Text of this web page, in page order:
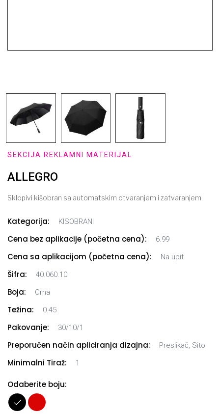
SEKCIJA REKLAMNI MATERIJAL
ALLEGRO
Sklopivi kišobran sa automatskim otvaranjem i zatvaranjem
Kategorija: KISOBRANI
Cena bez aplikacije (početna cena): 6.99
Cena sa aplikacijom (početna cena): Na upit
Šifra: 40.060.10
Boja: Crna
Težina: 0.45
Pakovanje: 30/10/1
Preporučen način apliciranja dizajna: Preslikač, Sito
Minimalni Tiraž: 1
Odaberite boju: